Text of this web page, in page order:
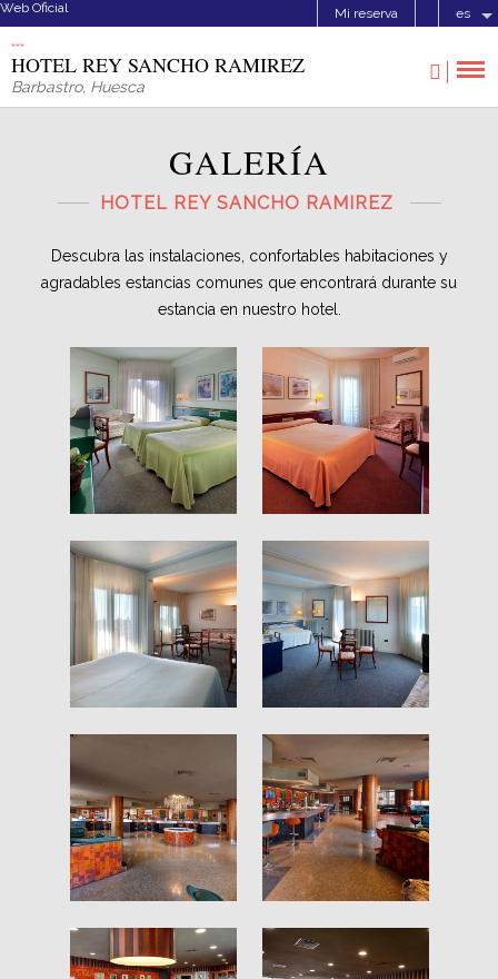
Web Oficial Mi reserva es
HOTEL REY SANCHO RAMIREZ
Barbastro, Huesca
GALERÍA
HOTEL REY SANCHO RAMIREZ
Descubra las instalaciones, confortables habitaciones y
agradables estancias comunes que encontrará durante su
estancia en nuestro hotel.